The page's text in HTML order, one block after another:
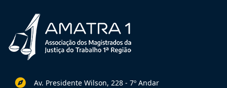
Av. Presidente Wilson, 228 - 7º Andar